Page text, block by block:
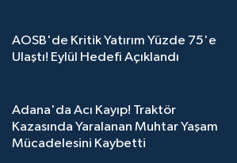
AOSB'de Kritik Yatırım Yüzde 75'e
Ulaştı! Eylül Hedefi Açıklandı
Adana'da Acı Kayıp! Traktör
Kazasında Yaralanan Muhtar Yaşam
Mücadelesini Kaybetti